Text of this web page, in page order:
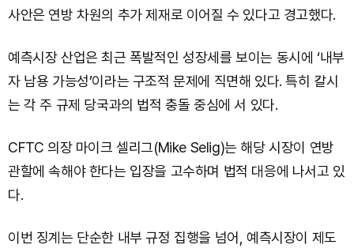
사안은 연방 차원의 추가 제재로 이어질 수 있다고 경고했다.
예측시장 산업은 최근 폭발적인 성장세를 보이는 동시에 ‘내부
자 남용 가능성’이라는 구조적 문제에 직면해 있다. 특히 칼시
는 각 주 규제 당국과의 법적 충돌 중심에 서 있다.
CFTC 의장 마이크 셀리그(Mike Selig)는 해당 시장이 연방
관할에 속해야 한다는 입장을 고수하며 법적 대응에 나서고 있
다.
이번 징계는 단순한 내부 규정 집행을 넘어, 예측시장이 제도